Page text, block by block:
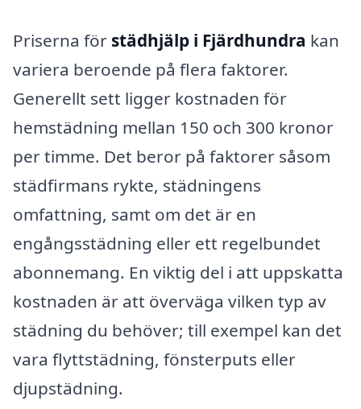
Priserna för städhjälp i Fjärdhundra kan
variera beroende på flera faktorer.
Generellt sett ligger kostnaden för
hemstädning mellan 150 och 300 kronor
per timme. Det beror på faktorer såsom
städfirmans rykte, städningens
omfattning, samt om det är en
engångsstädning eller ett regelbundet
abonnemang. En viktig del i att uppskatta
kostnaden är att överväga vilken typ av
städning du behöver; till exempel kan det
vara flyttstädning, fönsterputs eller
djupstädning.